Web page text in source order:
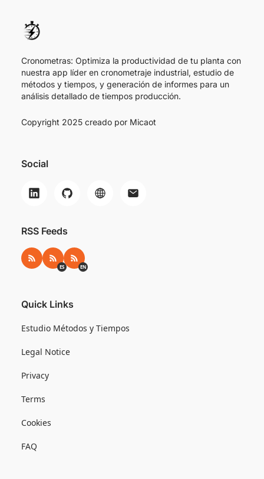
Cronometras: Optimiza la productividad de tu planta con
nuestra app líder en cronometraje industrial, estudio de
métodos y tiempos, y generación de informes para un
análisis detallado de tiempos producción.
Copyright 2025 creado por Micaot
Social
RSS Feeds
RSS RSS ES
ES RSS EN
EN
Quick Links
Estudio Métodos y Tiempos
Legal Notice
Privacy
Terms
Cookies
FAQ